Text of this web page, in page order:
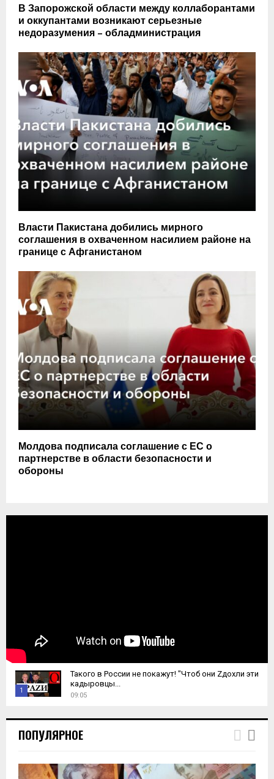
В Запорожской области между коллаборантами
и оккупантами возникают серьезные
недоразумения – обладминистрация
Власти Пакистана добились мирного
соглашения в охваченном насилием районе на
границе с Афганистаном
Молдова подписала соглашение с ЕС о
партнерстве в области безопасности и
обороны
1
h
u
Такого в России не покажут! "Чтоб они Zдохли эти
кадыровцы...
09:05
ПОПУЛЯРНОЕ